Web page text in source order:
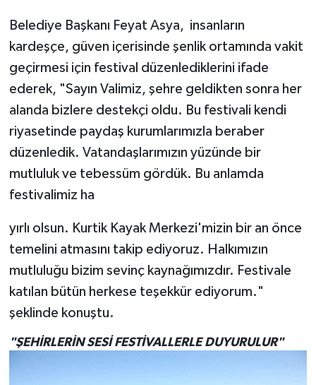
Belediye Başkanı Feyat Asya, insanların
kardeşçe, güven içerisinde şenlik ortamında vakit
geçirmesi için festival düzenlediklerini ifade
ederek, "Sayın Valimiz, şehre geldikten sonra her
alanda bizlere destekçi oldu. Bu festivali kendi
riyasetinde paydaş kurumlarımızla beraber
düzenledik. Vatandaşlarımızın yüzünde bir
mutluluk ve tebessüm gördük. Bu anlamda
festivalimiz ha
yırlı olsun. Kurtik Kayak Merkezi'mizin bir an önce
temelini atmasını takip ediyoruz. Halkımızın
mutluluğu bizim sevinç kaynağımızdır. Festivale
katılan bütün herkese teşekkür ediyorum."
şeklinde konuştu.
"ŞEHİRLERİN SESİ FESTİVALLERLE DUYURULUR"